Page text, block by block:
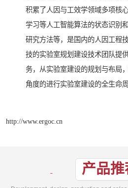
积累了人因与工效学领域多项核
学习等人工智能算法的状态识别
研究方法等，是国内的人因工程
技的实验室规划建设技术团队提
务，从实验室建设的规划与布局
角度的进行实验室建设的全生命
http://www.ergoc.cn
产品推